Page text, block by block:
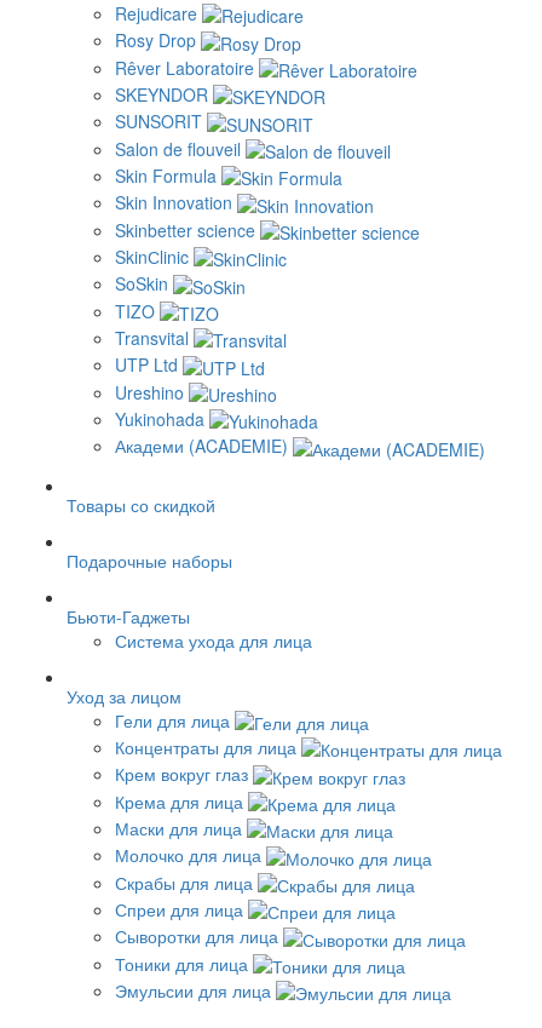
Rejudicare
Rosy Drop
Rêver Laboratoire
SKEYNDOR
SUNSORIT
Salon de flouveil
Skin Formula
Skin Innovation
Skinbetter science
SkinСlinic
SoSkin
TIZO
Transvital
UTP Ltd
Ureshino
Yukinohada
Академи (ACADEMIE)
Товары со скидкой
Подарочные наборы
Бьюти-Гаджеты
Система ухода для лица
Уход за лицом
Гели для лица
Концентраты для лица
Крем вокруг глаз
Крема для лица
Маски для лица
Молочко для лица
Скрабы для лица
Спреи для лица
Сыворотки для лица
Тоники для лица
Эмульсии для лица